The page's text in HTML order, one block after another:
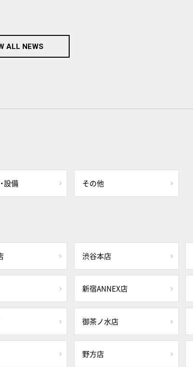
ALL NEWS
設備 その他
渋谷本店
新宿ANNEX店
御茶ノ水店
野方店